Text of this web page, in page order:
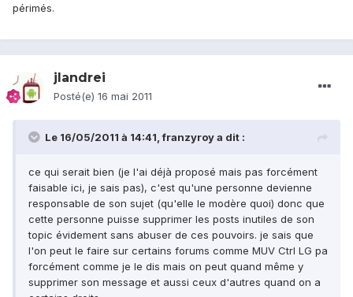
périmés.
jlandrei
Posté(e) 16 mai 2011
Le 16/05/2011 à 14:41, franzyroy a dit :
ce qui serait bien (je l'ai déjà proposé mais pas forcément
faisable ici, je sais pas), c'est qu'une personne devienne
responsable de son sujet (qu'elle le modère quoi) donc que
cette personne puisse supprimer les posts inutiles de son
topic évidement sans abuser de ces pouvoirs. je sais que
l'on peut le faire sur certains forums comme MUV Ctrl LG pa
forcément comme je le dis mais on peut quand même y
supprimer son message et aussi ceux d'autres quand on a